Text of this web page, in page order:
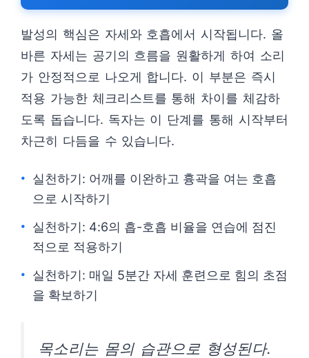
발성의 핵심은 자세와 호흡에서 시작됩니다. 올
바른 자세는 공기의 흐름을 원활하게 하여 소리
가 안정적으로 나오게 합니다. 이 부분은 즉시
적용 가능한 체크리스트를 통해 차이를 체감하
도록 돕습니다. 독자는 이 단계를 통해 시작부터
차근히 다듬을 수 있습니다.
실천하기: 어깨를 이완하고 흉곽을 여는 호흡
으로 시작하기
실천하기: 4:6의 흡-호흡 비율을 연습에 점진
적으로 적용하기
실천하기: 매일 5분간 자세 훈련으로 힘의 초점
을 확보하기
목소리는 몸의 습관으로 형성된다.